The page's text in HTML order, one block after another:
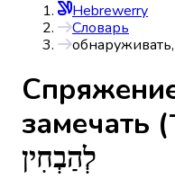
Hebrewerry
Словарь
לְהַבְחִין